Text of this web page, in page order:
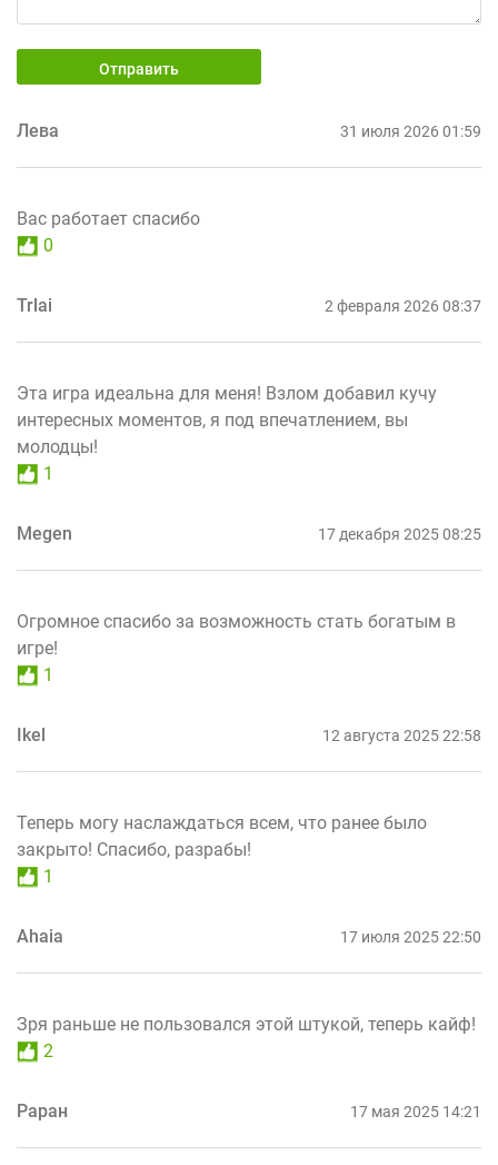
Отправить
Лева 31 июля 2026 01:59
Вас работает спасибо
0
Trlai 2 февраля 2026 08:37
Эта игра идеальна для меня! Взлом добавил кучу
интересных моментов, я под впечатлением, вы
молодцы!
1
Megen 17 декабря 2025 08:25
Огромное спасибо за возможность стать богатым в
игре!
1
Ikel 12 августа 2025 22:58
Теперь могу наслаждаться всем, что ранее было
закрыто! Спасибо, разрабы!
1
Ahaia 17 июля 2025 22:50
Зря раньше не пользовался этой штукой, теперь кайф!
2
Раран 17 мая 2025 14:21